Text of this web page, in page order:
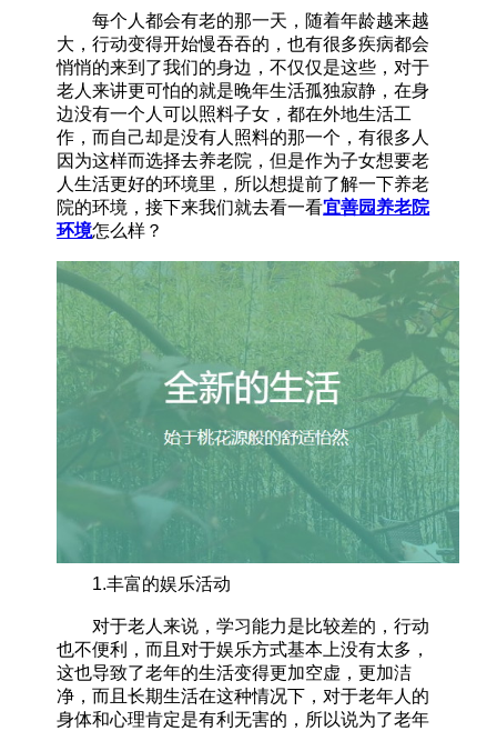
每个人都会有老的那一天，随着年龄越来越
大，行动变得开始慢吞吞的，也有很多疾病都会
悄悄的来到了我们的身边，不仅仅是这些，对于
老人来讲更可怕的就是晚年生活孤独寂静，在身
边没有一个人可以照料子女，都在外地生活工
作，而自己却是没有人照料的那一个，有很多人
因为这样而选择去养老院，但是作为子女想要老
人生活更好的环境里，所以想提前了解一下养老
院的环境，接下来我们就去看一看宜善园养老院
环境怎么样？
1.丰富的娱乐活动
对于老人来说，学习能力是比较差的，行动
也不便利，而且对于娱乐方式基本上没有太多，
这也导致了老年的生活变得更加空虚，更加洁
净，而且长期生活在这种情况下，对于老年人的
身体和心理肯定是有利无害的，所以说为了老年